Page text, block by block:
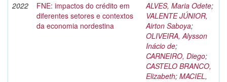
2022
FNE: impactos do crédito em
diferentes setores e contextos
da economia nordestina
ALVES, Maria Odete;
VALENTE JÚNIOR,
Airton Saboya;
OLIVEIRA, Alysson
Inácio de;
CARNEIRO, Diego;
CASTELO BRANCO,
Elizabeth; MACIEL,